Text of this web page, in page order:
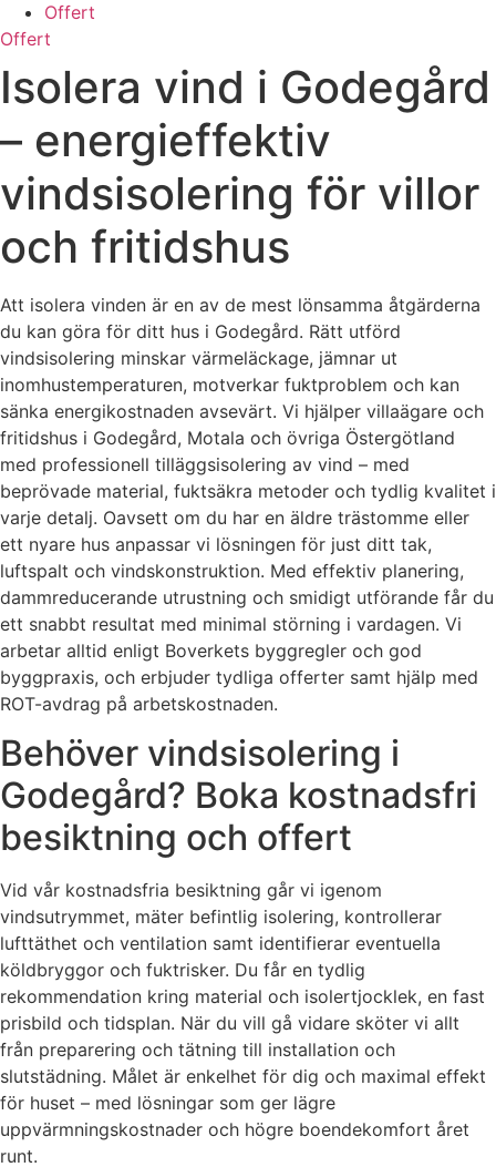
Offert
Offert
Isolera vind i Godegård
– energieffektiv
vindsisolering för villor
och fritidshus
Att isolera vinden är en av de mest lönsamma åtgärderna
du kan göra för ditt hus i Godegård. Rätt utförd
vindsisolering minskar värmeläckage, jämnar ut
inomhustemperaturen, motverkar fuktproblem och kan
sänka energikostnaden avsevärt. Vi hjälper villaägare och
fritidshus i Godegård, Motala och övriga Östergötland
med professionell tilläggsisolering av vind – med
beprövade material, fuktsäkra metoder och tydlig kvalitet i
varje detalj. Oavsett om du har en äldre trästomme eller
ett nyare hus anpassar vi lösningen för just ditt tak,
luftspalt och vindskonstruktion. Med effektiv planering,
dammreducerande utrustning och smidigt utförande får du
ett snabbt resultat med minimal störning i vardagen. Vi
arbetar alltid enligt Boverkets byggregler och god
byggpraxis, och erbjuder tydliga offerter samt hjälp med
ROT-avdrag på arbetskostnaden.
Behöver vindsisolering i
Godegård? Boka kostnadsfri
besiktning och offert
Vid vår kostnadsfria besiktning går vi igenom
vindsutrymmet, mäter befintlig isolering, kontrollerar
lufttäthet och ventilation samt identifierar eventuella
köldbryggor och fuktrisker. Du får en tydlig
rekommendation kring material och isolertjocklek, en fast
prisbild och tidsplan. När du vill gå vidare sköter vi allt
från preparering och tätning till installation och
slutstädning. Målet är enkelhet för dig och maximal effekt
för huset – med lösningar som ger lägre
uppvärmningskostnader och högre boendekomfort året
runt.